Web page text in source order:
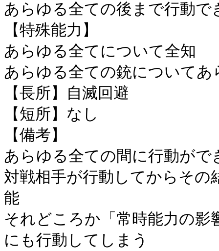
あらゆる全ての後まで行動で
【特殊能力】
あらゆる全てについて全知
あらゆる全ての銃について
【長所】自滅回避
【短所】なし
【備考】
あらゆる全ての間に行動がで
対戦相手が行動してからその
能
それどころか「常時能力の
にも行動してしまう